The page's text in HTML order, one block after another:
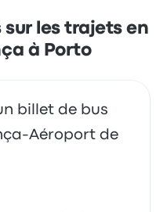
j’ai pris mes billets
mon mari dommage
de place car les
ceux qui voyage
sur les trajets en
à Porto
billet de bus
Aéroport de